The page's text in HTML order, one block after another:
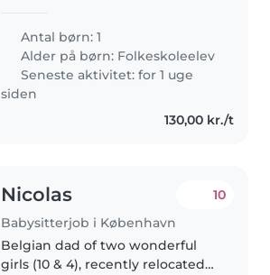
med vores søn på 6,5 år. Han har
skolevægring og går i 0.kl. Vi
søger en, som kan være..
Antal børn: 1
Alder på børn: Folkeskoleelev
Seneste aktivitet: for 1 uge
siden
130,00 kr./t
Nicolas
Babysitterjob i København
10
Belgian dad of two wonderful
girls (10 & 4), recently relocated